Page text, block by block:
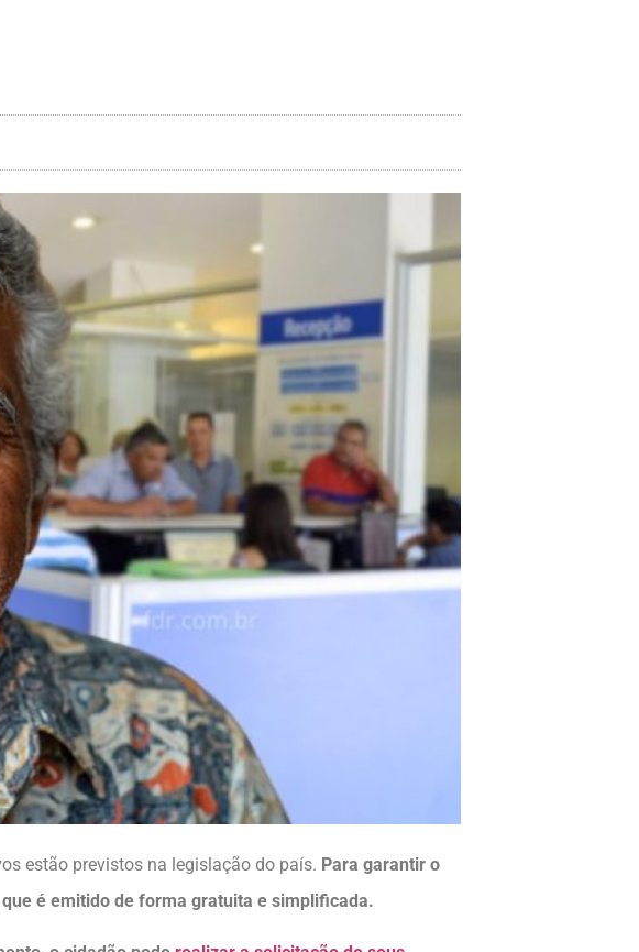
estão previstos na legislação do país. Para garantir o
é emitido de forma gratuita e simplificada.